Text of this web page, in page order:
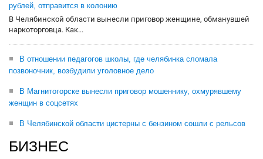
рублей, отправится в колонию
В Челябинской области вынесли приговор женщине, обманувшей
наркоторговца. Как...
В отношении педагогов школы, где челябинка сломала
позвоночник, возбудили уголовное дело
В Магнитогорске вынесли приговор мошеннику, охмурявшему
женщин в соцсетях
В Челябинской области цистерны с бензином сошли с рельсов
БИЗНЕС